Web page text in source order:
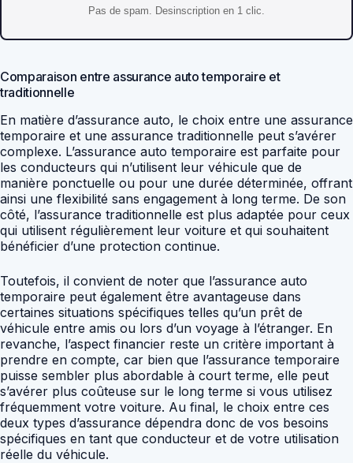
Pas de spam. Desinscription en 1 clic.
Comparaison entre assurance auto temporaire et
traditionnelle
En matière d’assurance auto, le choix entre une assurance
temporaire et une assurance traditionnelle peut s’avérer
complexe. L’assurance auto temporaire est parfaite pour
les conducteurs qui n’utilisent leur véhicule que de
manière ponctuelle ou pour une durée déterminée, offrant
ainsi une flexibilité sans engagement à long terme. De son
côté, l’assurance traditionnelle est plus adaptée pour ceux
qui utilisent régulièrement leur voiture et qui souhaitent
bénéficier d’une protection continue.
Toutefois, il convient de noter que l’assurance auto
temporaire peut également être avantageuse dans
certaines situations spécifiques telles qu’un prêt de
véhicule entre amis ou lors d’un voyage à l’étranger. En
revanche, l’aspect financier reste un critère important à
prendre en compte, car bien que l’assurance temporaire
puisse sembler plus abordable à court terme, elle peut
s’avérer plus coûteuse sur le long terme si vous utilisez
fréquemment votre voiture. Au final, le choix entre ces
deux types d’assurance dépendra donc de vos besoins
spécifiques en tant que conducteur et de votre utilisation
réelle du véhicule.